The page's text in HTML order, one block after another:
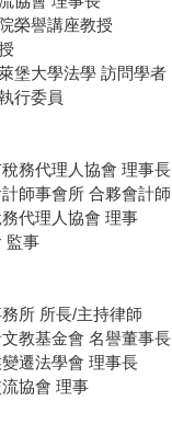
榮譽講座教授
堡大學法學 訪問學者
行委員
務代理人協會 理事長
師事會所 合夥會計師
代理人協會 理事
監事
所 所長/主持律師
教基金會 名譽董事長
遷法學會 理事長
協會 理事